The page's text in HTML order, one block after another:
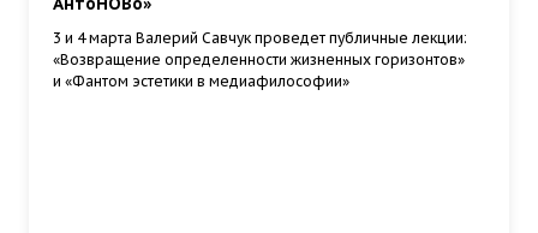
3 и 4 марта Валерий Савчук проведет публичные лекции:
«Возвращение определенности жизненных горизонтов»
и «Фантом эстетики в медиафилософии»